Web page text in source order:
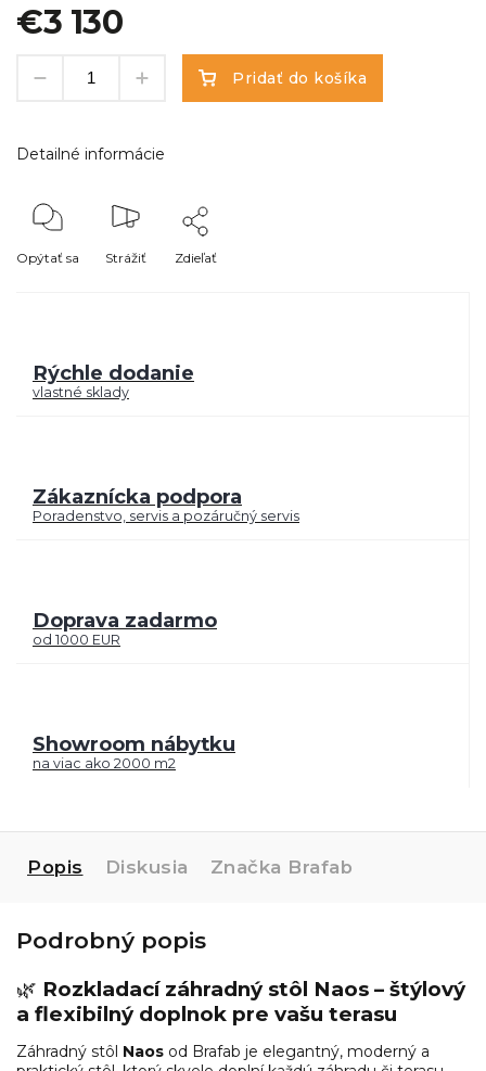
€3 130
Pridať do košíka
Detailné informácie
Opýtať sa Strážiť Zdieľať
Rýchle dodanie
vlastné sklady
Zákaznícka podpora
Poradenstvo, servis a pozáručný servis
Doprava zadarmo
od 1000 EUR
Showroom nábytku
na viac ako 2000 m2
Popis Diskusia Značka Brafab
Podrobný popis
🌿 Rozkladací záhradný stôl Naos – štýlový
a flexibilný doplnok pre vašu terasu
Záhradný stôl Naos od Brafab je elegantný, moderný a